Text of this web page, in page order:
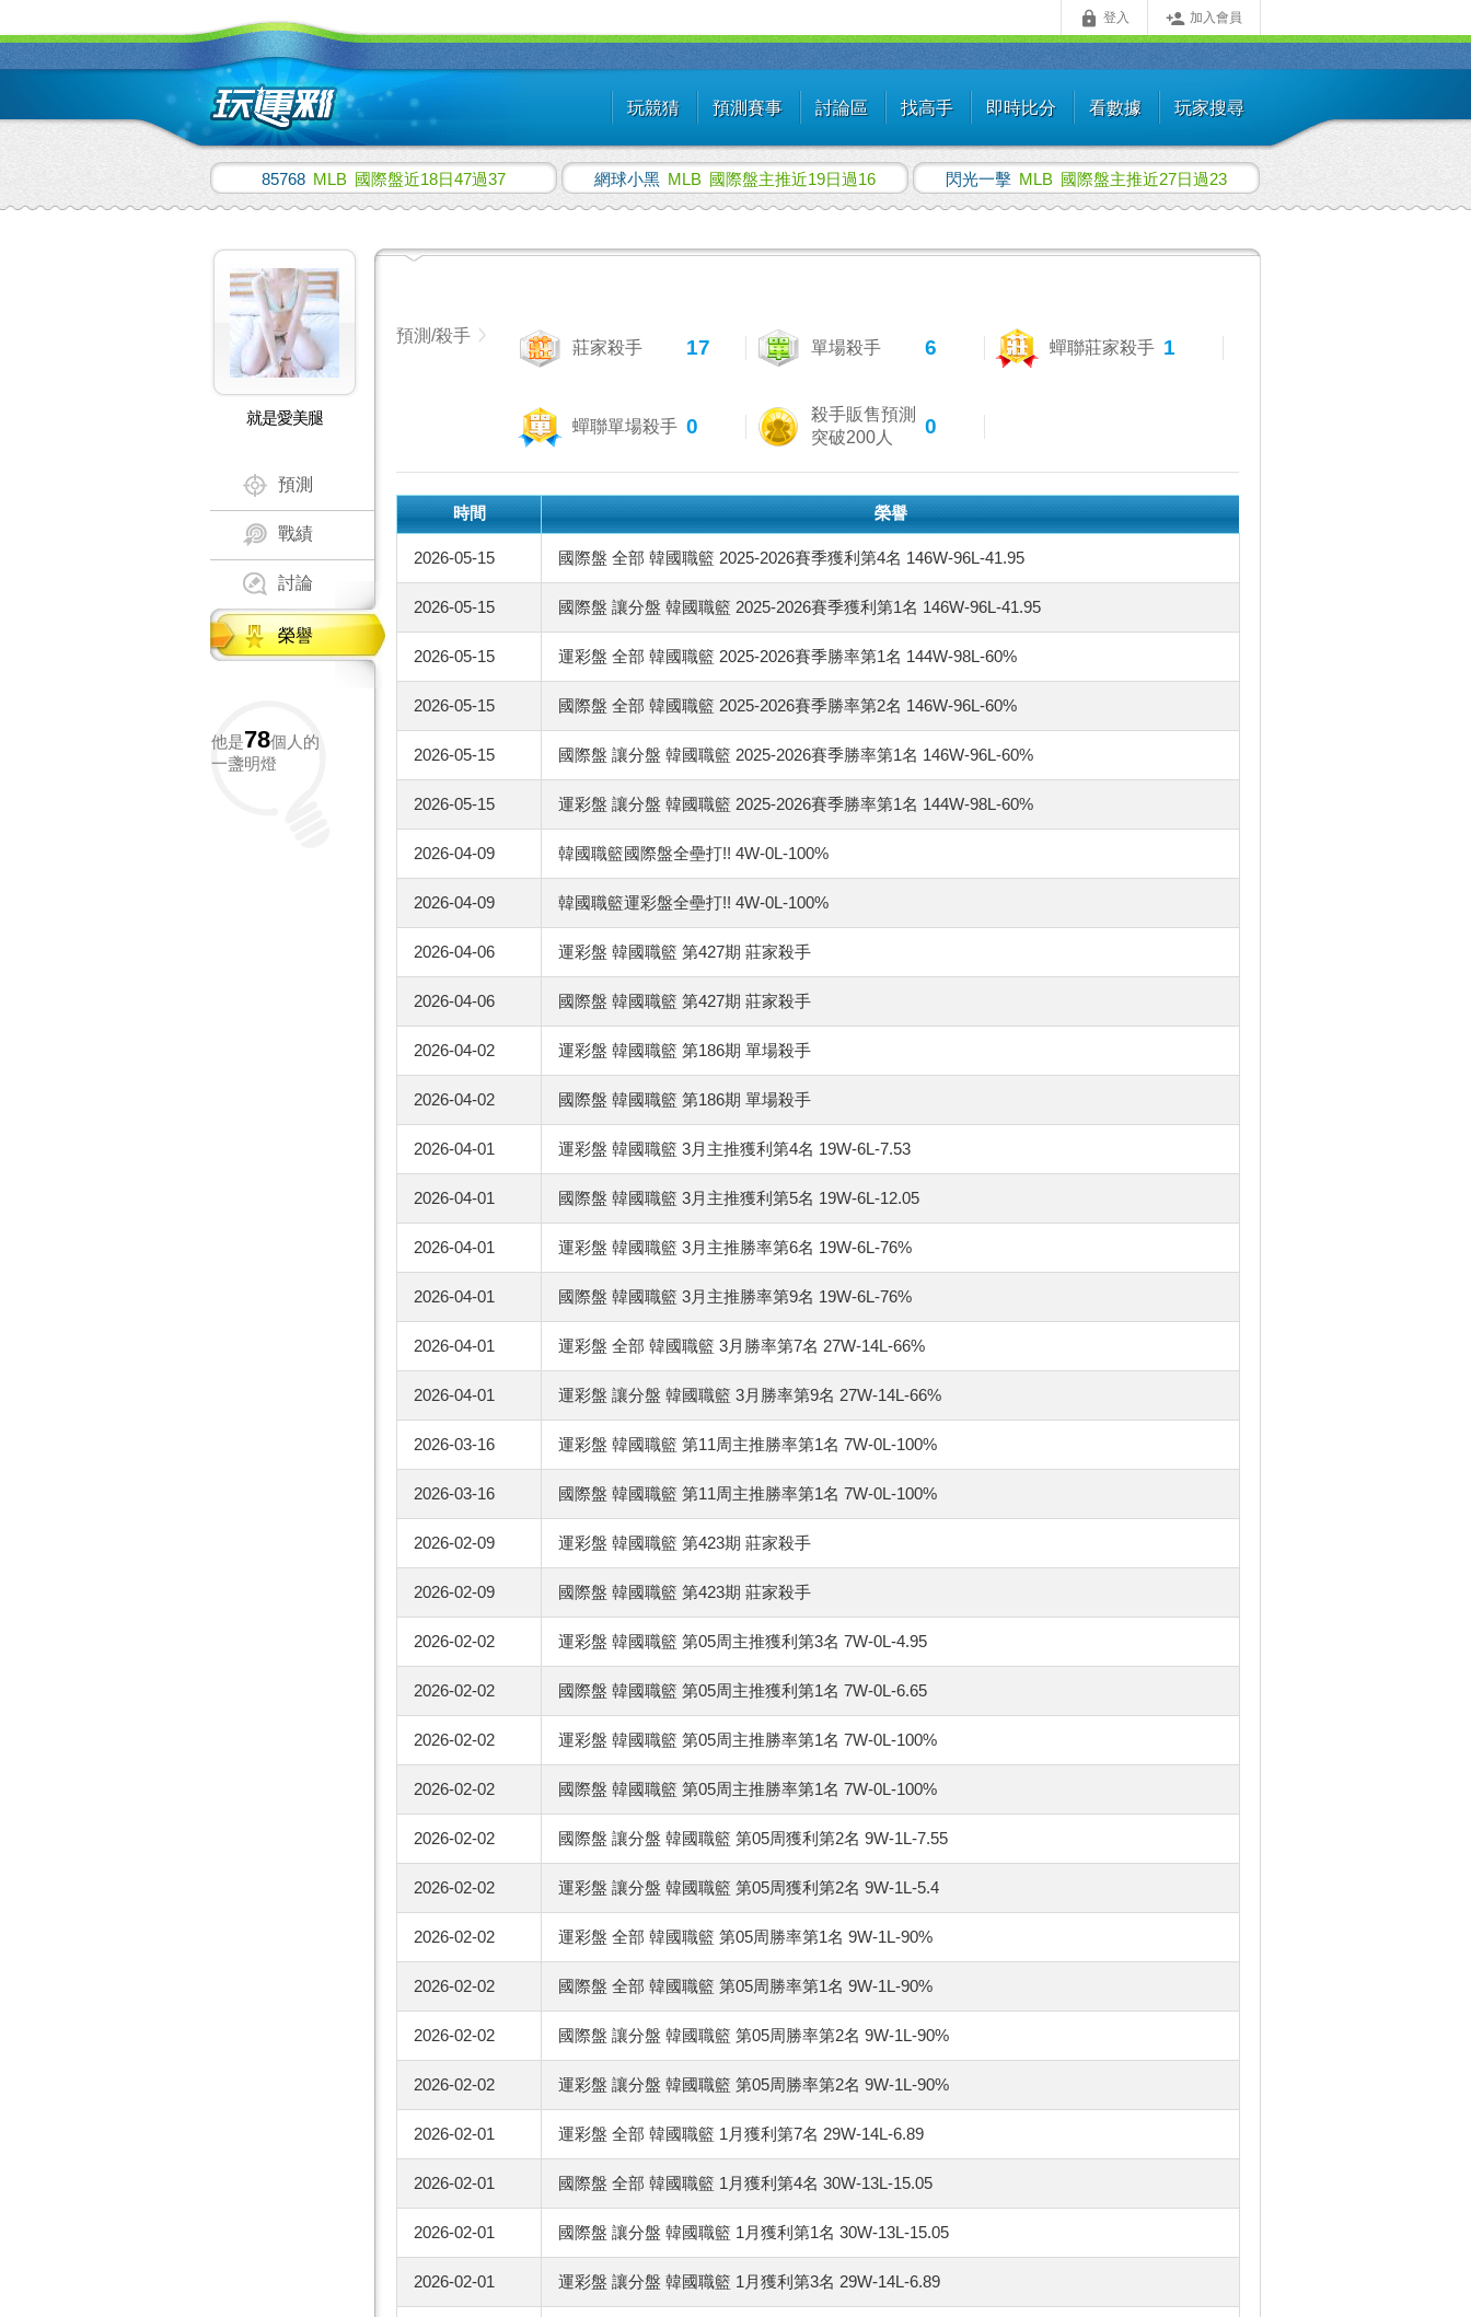
玩競猜 預測賽事 討論區 找高手 即時比分 看數據 玩家搜尋
 登入  加入會員
85768 MLB 國際盤近18日47過37 網球小黑 MLB 國際盤主推近19日過16 閃光一擊 MLB 國際盤主推近27日過23
就是愛美腿
預測
戰績
討論
榮譽
他是78個人的
一盞明燈
預測/殺手
莊家殺手 17 單場殺手 6 蟬聯莊家殺手 1
蟬聯單場殺手 0
殺手販售預測
突破200人
0
時間 榮譽
2026-05-15 國際盤 全部 韓國職籃 2025-2026賽季獲利第4名 146W-96L-41.95
2026-05-15 國際盤 讓分盤 韓國職籃 2025-2026賽季獲利第1名 146W-96L-41.95
2026-05-15 運彩盤 全部 韓國職籃 2025-2026賽季勝率第1名 144W-98L-60%
2026-05-15 國際盤 全部 韓國職籃 2025-2026賽季勝率第2名 146W-96L-60%
2026-05-15 國際盤 讓分盤 韓國職籃 2025-2026賽季勝率第1名 146W-96L-60%
2026-05-15 運彩盤 讓分盤 韓國職籃 2025-2026賽季勝率第1名 144W-98L-60%
2026-04-09 韓國職籃國際盤全壘打!! 4W-0L-100%
2026-04-09 韓國職籃運彩盤全壘打!! 4W-0L-100%
2026-04-06 運彩盤 韓國職籃 第427期 莊家殺手
2026-04-06 國際盤 韓國職籃 第427期 莊家殺手
2026-04-02 運彩盤 韓國職籃 第186期 單場殺手
2026-04-02 國際盤 韓國職籃 第186期 單場殺手
2026-04-01 運彩盤 韓國職籃 3月主推獲利第4名 19W-6L-7.53
2026-04-01 國際盤 韓國職籃 3月主推獲利第5名 19W-6L-12.05
2026-04-01 運彩盤 韓國職籃 3月主推勝率第6名 19W-6L-76%
2026-04-01 國際盤 韓國職籃 3月主推勝率第9名 19W-6L-76%
2026-04-01 運彩盤 全部 韓國職籃 3月勝率第7名 27W-14L-66%
2026-04-01 運彩盤 讓分盤 韓國職籃 3月勝率第9名 27W-14L-66%
2026-03-16 運彩盤 韓國職籃 第11周主推勝率第1名 7W-0L-100%
2026-03-16 國際盤 韓國職籃 第11周主推勝率第1名 7W-0L-100%
2026-02-09 運彩盤 韓國職籃 第423期 莊家殺手
2026-02-09 國際盤 韓國職籃 第423期 莊家殺手
2026-02-02 運彩盤 韓國職籃 第05周主推獲利第3名 7W-0L-4.95
2026-02-02 國際盤 韓國職籃 第05周主推獲利第1名 7W-0L-6.65
2026-02-02 運彩盤 韓國職籃 第05周主推勝率第1名 7W-0L-100%
2026-02-02 國際盤 韓國職籃 第05周主推勝率第1名 7W-0L-100%
2026-02-02 國際盤 讓分盤 韓國職籃 第05周獲利第2名 9W-1L-7.55
2026-02-02 運彩盤 讓分盤 韓國職籃 第05周獲利第2名 9W-1L-5.4
2026-02-02 運彩盤 全部 韓國職籃 第05周勝率第1名 9W-1L-90%
2026-02-02 國際盤 全部 韓國職籃 第05周勝率第1名 9W-1L-90%
2026-02-02 國際盤 讓分盤 韓國職籃 第05周勝率第2名 9W-1L-90%
2026-02-02 運彩盤 讓分盤 韓國職籃 第05周勝率第2名 9W-1L-90%
2026-02-01 運彩盤 全部 韓國職籃 1月獲利第7名 29W-14L-6.89
2026-02-01 國際盤 全部 韓國職籃 1月獲利第4名 30W-13L-15.05
2026-02-01 國際盤 讓分盤 韓國職籃 1月獲利第1名 30W-13L-15.05
2026-02-01 運彩盤 讓分盤 韓國職籃 1月獲利第3名 29W-14L-6.89